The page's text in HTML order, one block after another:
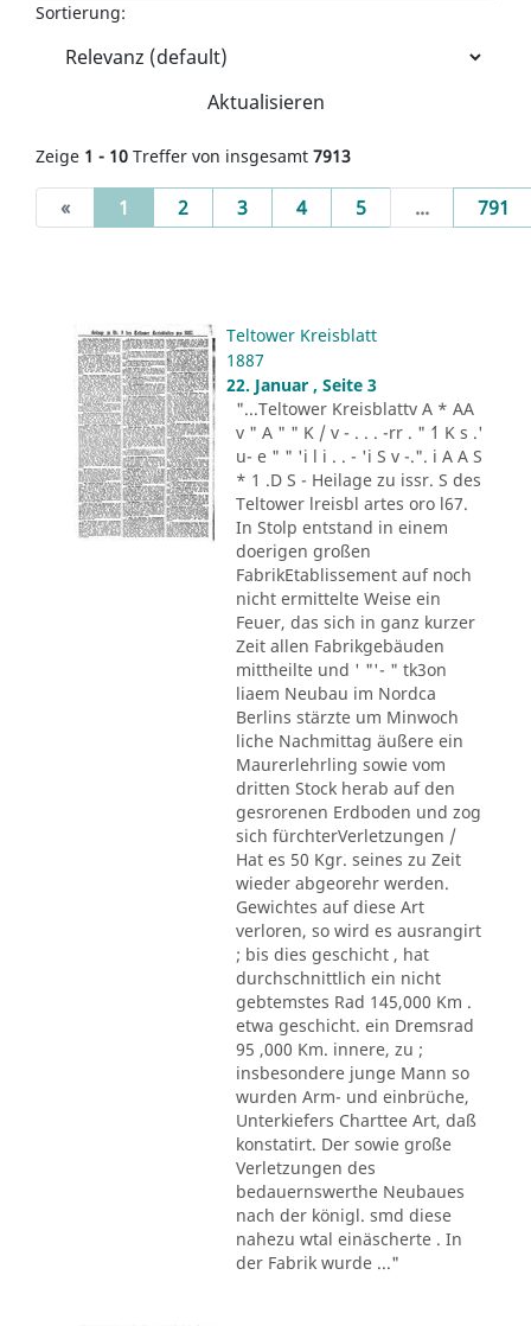
Sortierung:
Aktualisieren
Zeige 1 - 10 Treffer von insgesamt 7913
« 1 (current)
2 3 4 5 ... 791
Teltower Kreisblatt
1887
22. Januar , Seite 3
"...Teltower Kreisblattv A * AA
v " A " " K / v - . . . -rr . " ´1 K s .'
u- e " " 'i l i . . - 'i S v -.". i A A S
* 1 .D S - Heilage zu issr. S des
Teltower lreisbl artes oro l67.
In Stolp entstand in einem
doerigen großen
FabrikEtablissement auf noch
nicht ermittelte Weise ein
Feuer, das sich in ganz kurzer
Zeit allen Fabrikgebäuden
mittheilte und ' "'- " tk3on
liaem Neubau im Nordca
Berlins stärzte um Minwoch
liche Nachmittag äußere ein
Maurerlehrling sowie vom
dritten Stock herab auf den
gesrorenen Erdboden und zog
sich fürchterVerletzungen /
Hat es 50 Kgr. seines zu Zeit
wieder abgeorehr werden.
Gewichtes auf diese Art
verloren, so wird es ausrangirt
; bis dies geschicht , hat
durchschnittlich ein nicht
gebtemstes Rad 145,000 Km .
etwa geschicht. ein Dremsrad
95 ,000 Km. innere, zu ;
insbesondere junge Mann so
wurden Arm- und einbrüche,
Unterkiefers Charttee Art, daß
konstatirt. Der sowie große
Verletzungen des
bedauernswerthe Neubaues
nach der königl. smd diese
nahezu wtal einäscherte . In
der Fabrik wurde ..."